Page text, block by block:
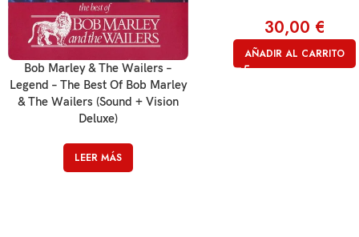
Bob Marley & The Wailers –
Legend – The Best Of Bob Marley
& The Wailers (Sound + Vision
Deluxe)
LEER MÁS
30,00 €
AÑADIR AL CARRITO